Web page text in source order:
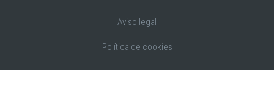
Aviso legal
Política de cookies